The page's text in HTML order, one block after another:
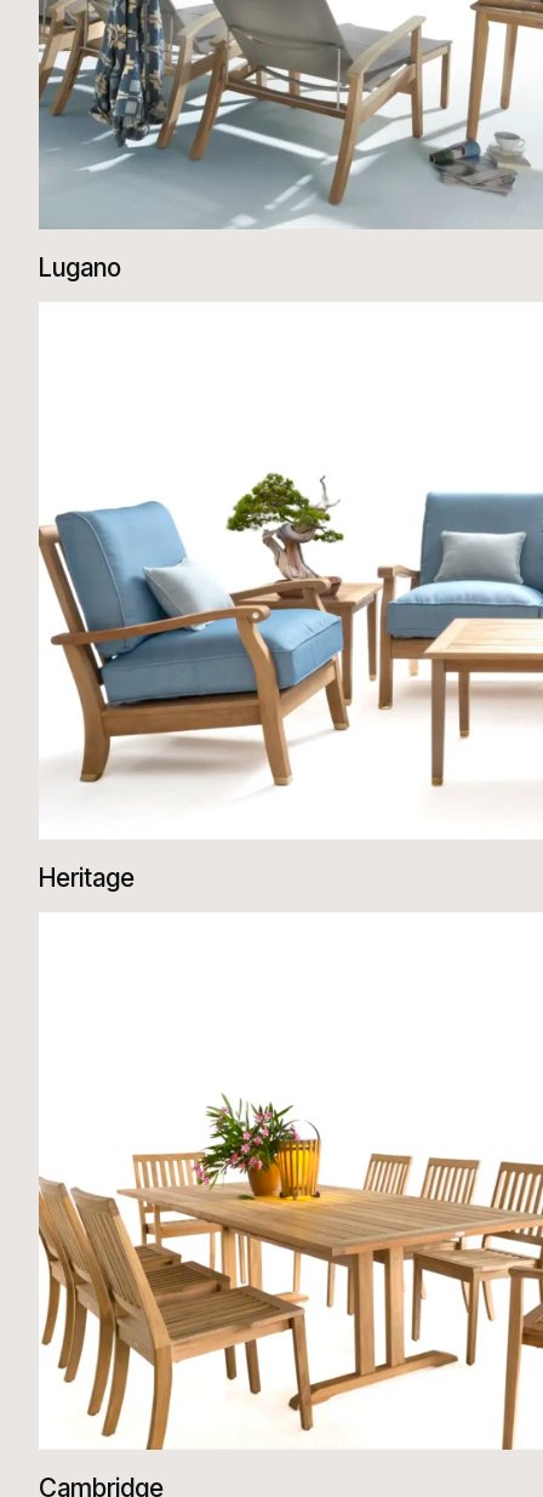
Lugano
Heritage
Cambridge